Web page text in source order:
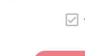
当サイトでの
更される場合